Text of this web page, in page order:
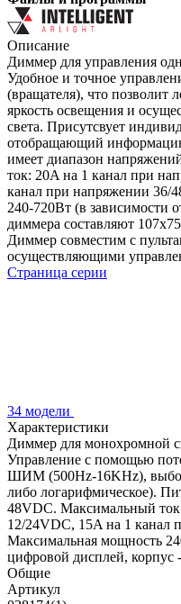
Описание
Диммер для управления
Удобное и точное
(вращателя), что позволит
яркость освещения и
света. Присутсвует
отобращающий
имеет диапазон
ток: 20A на 1 канал при
канал при напряжении 36/
240-720Вт (в зависимости
диммера составляют
Диммер совместим с
осуществляющими
Страница серии
34 модели
Характеристики
Диммер для монохромной
Управление с помощью
ШИМ (500Hz-16KHz),
либо логарифмическое).
48VDC. Максимальный
12/24VDC, 15A на 1 канал
Максимальная мощность
цифровой дисплей, корпус
Общие
Артикул